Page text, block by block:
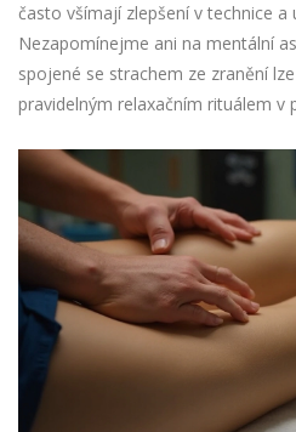
často všímají zlepšení v technice a
Nezapomínejme ani na mentální
spojené se strachem ze zranění
pravidelným relaxačním rituálem v